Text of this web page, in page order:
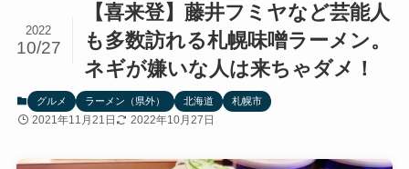
【喜来登】藤井フミヤなど芸能人
も多数訪れる札幌味噌ラーメン。
ネギが嫌いな人は来ちゃダメ！
2022
10/27
グルメ ラーメン（県外） 北海道 札幌市
2021年11月21日 2022年10月27日